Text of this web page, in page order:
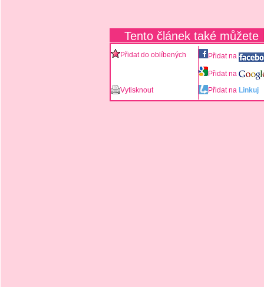
Tento článek také můžete
Přidat do oblíbených Přidat na
Přidat na
Vytisknout
Přidat na Linkuj